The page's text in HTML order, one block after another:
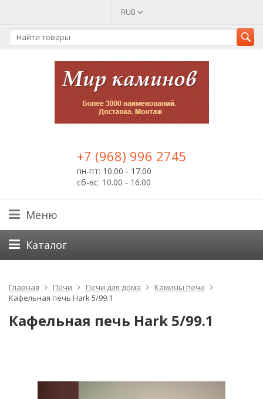
RUB
+7 (968) 996 2745
пн-пт: 10.00 - 17.00
сб-вс: 10.00 - 16.00
Меню
Каталог
Главная Печи Печи для дома
Камины печи
Кафельная печь Hark 5/99.1
Кафельная печь Hark 5/99.1